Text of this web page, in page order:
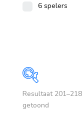
6 spelers
Prijs
Resultaat
getoondGesorteerd